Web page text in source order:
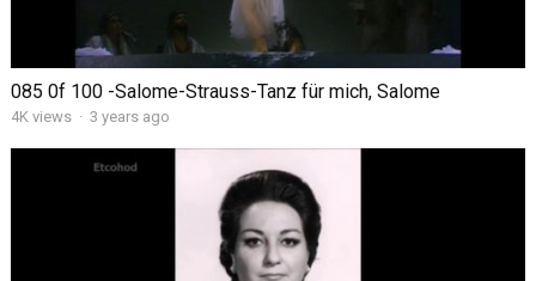
085 0f 100 -Salome-Strauss-Tanz für mich, Salome
4K views · 3 years ago